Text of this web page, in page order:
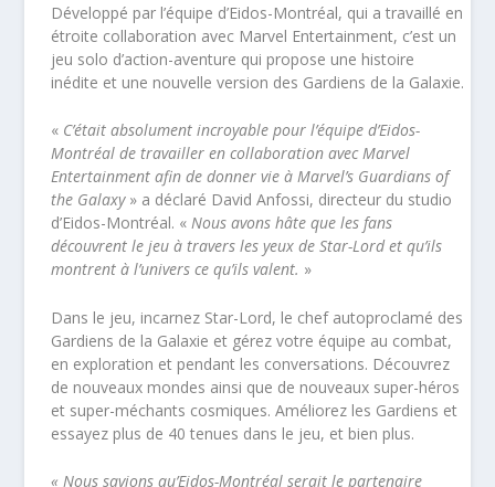
Développé par l’équipe d’Eidos-Montréal, qui a travaillé en
étroite collaboration avec Marvel Entertainment, c’est un
jeu solo d’action-aventure qui propose une histoire
inédite et une nouvelle version des Gardiens de la Galaxie.
« C’était absolument incroyable pour l’équipe d’Eidos-
Montréal de travailler en collaboration avec Marvel
Entertainment afin de donner vie à Marvel’s Guardians of
the Galaxy» a déclaré David Anfossi, directeur du studio
d’Eidos-Montréal. «Nous avons hâte que les fans
découvrent le jeu à travers les yeux de Star-Lord et qu’ils
montrent à l’univers ce qu’ils valent. »
Dans le jeu, incarnez Star-Lord, le chef autoproclamé des
Gardiens de la Galaxie et gérez votre équipe au combat,
en exploration et pendant les conversations. Découvrez
de nouveaux mondes ainsi que de nouveaux super-héros
et super-méchants cosmiques. Améliorez les Gardiens et
essayez plus de 40 tenues dans le jeu, et bien plus.
« Nous savions qu’Eidos-Montréal serait le partenaire